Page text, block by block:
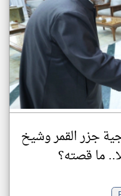
جزر القمر وشيخ
ما قصته؟